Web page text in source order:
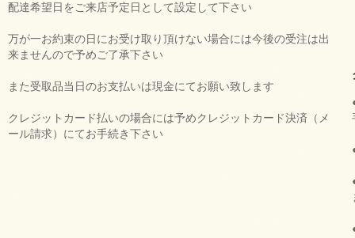
配達希望日をご来店予定日として設定して下さい
万が一お約束の日にお受け取り頂けない場合には今後の受注は出
来ませんので予めご了承下さい
また受取品当日のお支払いは現金にてお願い致します
クレジットカード払いの場合には予めクレジットカード決済（メ
ール請求）にてお手続き下さい